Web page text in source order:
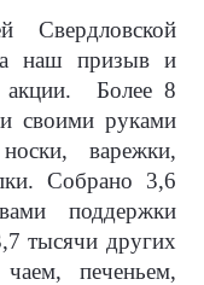
Свердловской
наш призыв и
Более 8
своими руками
варежки,
Собрано 3,6
поддержки
тысячи других
печеньем,